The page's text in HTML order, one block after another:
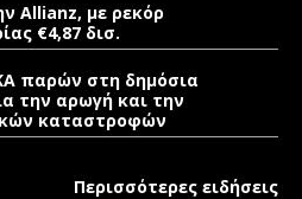
Allianz, με ρεκόρ
€4,87 δισ.
παρών στη δημόσια
την αρωγή και την
καταστροφών
Περισσότερες ειδήσεις